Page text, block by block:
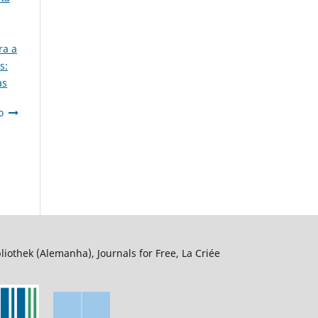
a
(Alemanha), Journals for Free, La Criée